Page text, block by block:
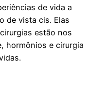
de vida a
de vista cis. Elas
estão nos
hormônios e cirurgia